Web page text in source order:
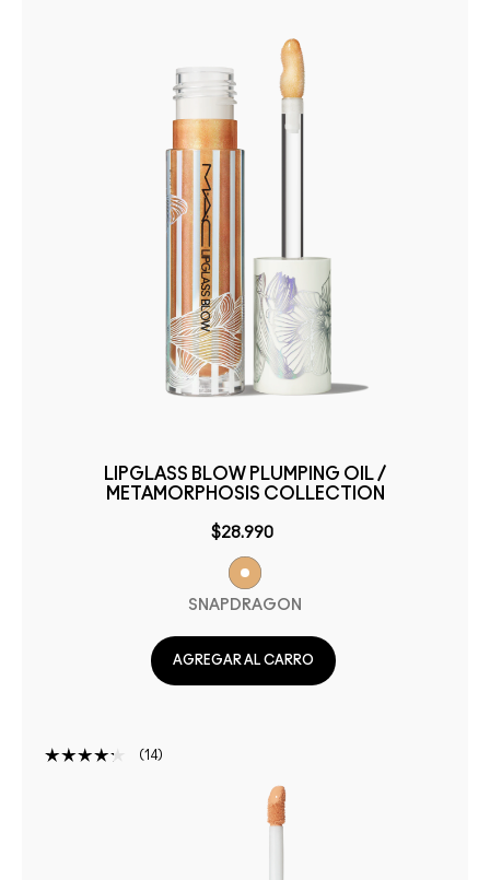
LIPGLASS BLOW PLUMPING OIL /
METAMORPHOSIS COLLECTION
$28.990
SNAPDRAGON
AGREGAR AL CARRO
14